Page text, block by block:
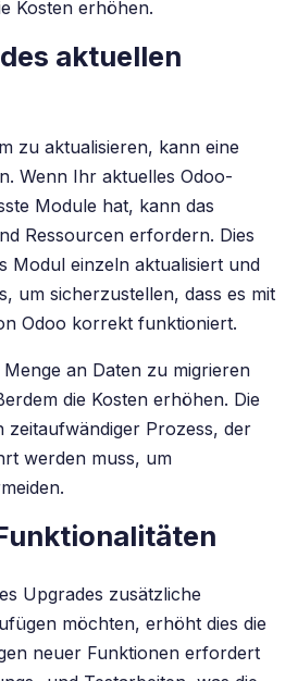
Kosten erhöhen.
aktuellen
zu aktualisieren, kann eine
Wenn Ihr aktuelles Odoo-
Module hat, kann das
Ressourcen erfordern. Dies
Modul einzeln aktualisiert und
um sicherzustellen, dass es mit
Odoo korrekt funktioniert.
an Daten zu migrieren
die Kosten erhöhen. Die
zeitaufwändiger Prozess, der
werden muss, um
Upgrades zusätzliche
möchten, erhöht dies die
neuer Funktionen erfordert